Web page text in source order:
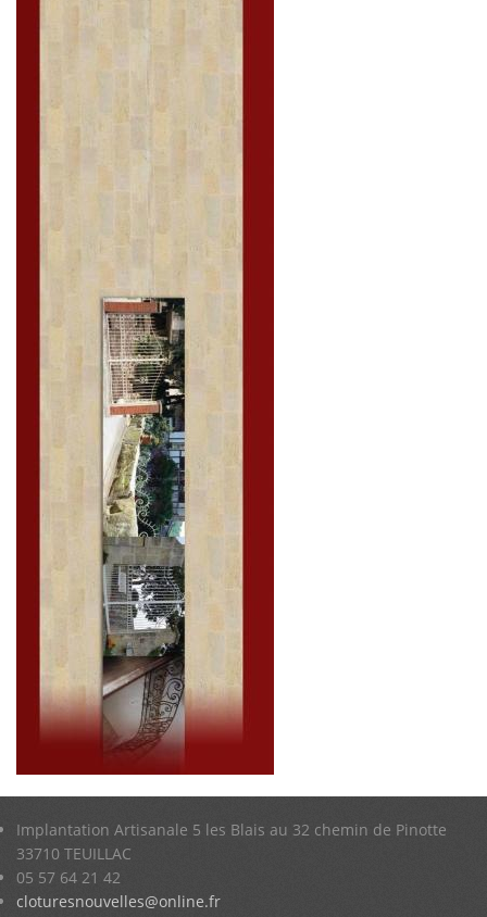
Implantation Artisanale 5 les Blais au 32 chemin de Pinotte
33710 TEUILLAC
05 57 64 21 42
cloturesnouvelles@online.fr